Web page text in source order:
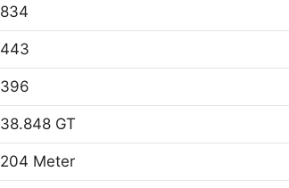
834
443
396
38.848 GT
204 Meter